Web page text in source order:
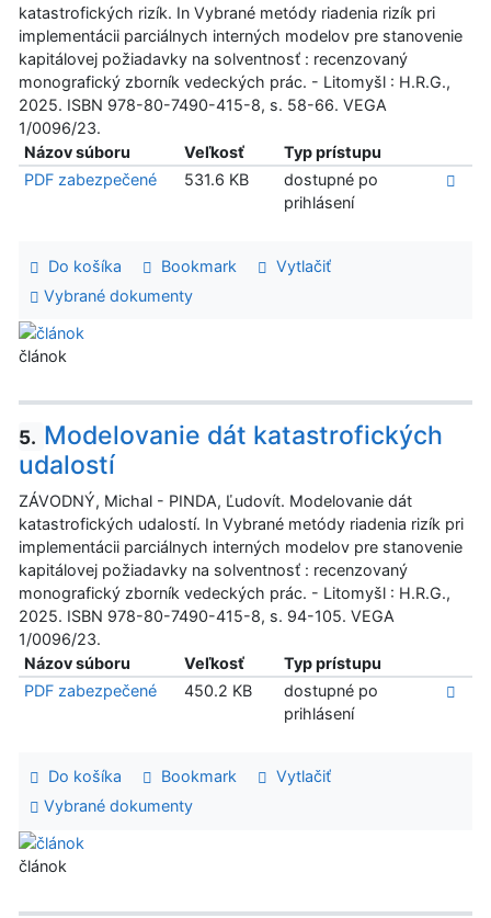
katastrofických rizík. In Vybrané metódy riadenia rizík pri
implementácii parciálnych interných modelov pre stanovenie
kapitálovej požiadavky na solventnosť : recenzovaný
monografický zborník vedeckých prác. - Litomyšl : H.R.G.,
2025. ISBN 978-80-7490-415-8, s. 58-66. VEGA
1/0096/23.
Názov súboru
Veľkosť
Typ prístupu
PDF zabezpečené
531.6 KB
dostupné po
prihlásení
Do košíka Bookmark
Vytlačiť
Vybrané dokumenty
článok
5. Modelovanie dát katastrofických
udalostí
ZÁVODNÝ, Michal - PINDA, Ľudovít. Modelovanie dát
katastrofických udalostí. In Vybrané metódy riadenia rizík pri
implementácii parciálnych interných modelov pre stanovenie
kapitálovej požiadavky na solventnosť : recenzovaný
monografický zborník vedeckých prác. - Litomyšl : H.R.G.,
2025. ISBN 978-80-7490-415-8, s. 94-105. VEGA
1/0096/23.
Názov súboru
Veľkosť
Typ prístupu
PDF zabezpečené
450.2 KB
dostupné po
prihlásení
Do košíka Bookmark
Vytlačiť
Vybrané dokumenty
článok